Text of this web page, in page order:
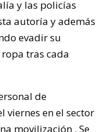
y las policías
autoría y además
evadir su
tras cada
de
viernes en el sector
movilización . Se